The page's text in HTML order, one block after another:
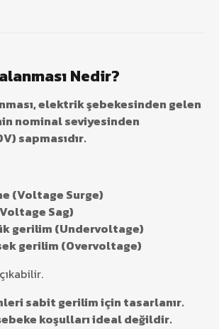
Nedir?
elektrik şebekesinden gelen
nominal seviyesinden
sapmasıdır.
(Voltage Surge)
Sag)
gerilim (Undervoltage)
gerilim (Overvoltage)
sabit gerilim için tasarlanır.
koşulları ideal değildir.